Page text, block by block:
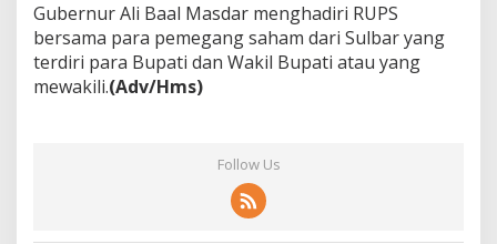
Gubernur Ali Baal Masdar menghadiri RUPS
bersama para pemegang saham dari Sulbar yang
terdiri para Bupati dan Wakil Bupati atau yang
mewakili.(Adv/Hms)
Follow Us